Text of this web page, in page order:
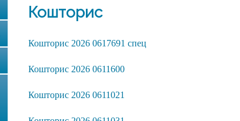
Кошторис
Кошторис 2026 0617691 спец
Кошторис 2026 0611600
Кошторис 2026 0611021